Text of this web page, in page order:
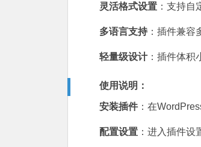
灵活格式设置 ：支持自
多语言支持 ：插件兼容
轻量级设计：插件体积
使用说明：
安装插件：在
配置设置 ：进入插件设